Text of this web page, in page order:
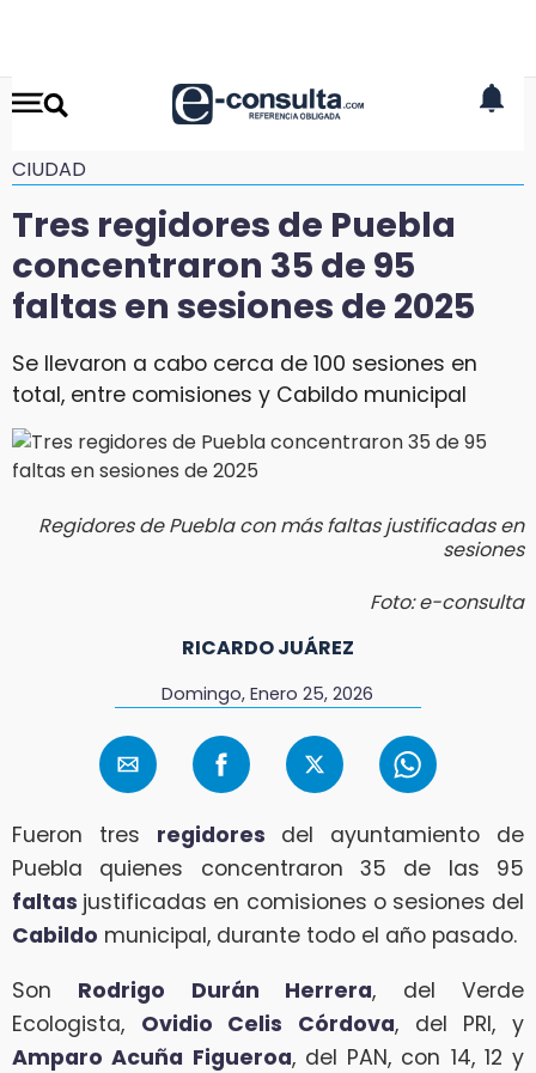
CIUDAD
Tres regidores de Puebla
concentraron 35 de 95
faltas en sesiones de 2025
Se llevaron a cabo cerca de 100 sesiones en
total, entre comisiones y Cabildo municipal
Regidores de Puebla con más faltas justificadas en
sesiones
Foto: e-consulta
RICARDO JUÁREZ
Domingo, Enero 25, 2026
Fueron tres regidores del ayuntamiento de
Puebla quienes concentraron 35 de las 95
faltas justificadas en comisiones o sesiones del
Cabildo municipal, durante todo el año pasado.
Son Rodrigo Durán Herrera, del Verde
Ecologista, Ovidio Celis Córdova, del PRI, y
Amparo Acuña Figueroa, del PAN, con 14, 12 y